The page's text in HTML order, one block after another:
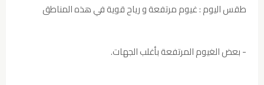
طقس اليوم : غيوم مرتفعة و رياح قوية في هذه المناطق
- بعض الغيوم المرتفعة بأغلب الجهات.